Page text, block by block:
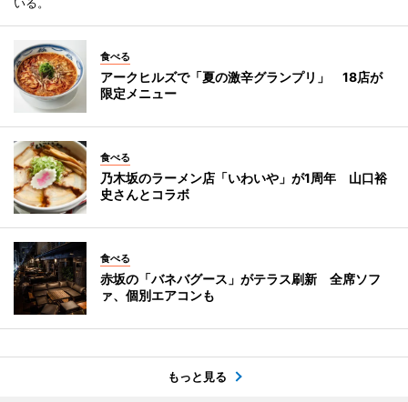
食べる
アークヒルズで「夏の激辛グランプリ」 18店が
限定メニュー
食べる
乃木坂のラーメン店「いわいや」が1周年 山口裕
史さんとコラボ
食べる
赤坂の「バネバグース」がテラス刷新 全席ソフ
ァ、個別エアコンも
もっと見る